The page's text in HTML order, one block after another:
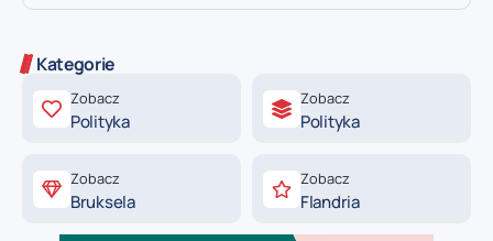
Kategorie
Zobacz
Polityka
Zobacz
Polityka
Zobacz
Bruksela
Zobacz
Flandria